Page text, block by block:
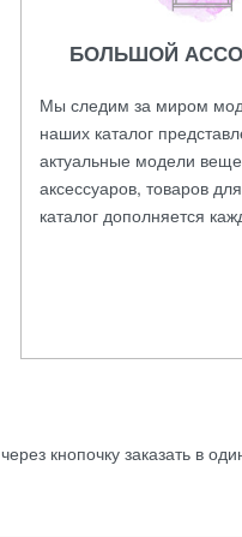
БОЛЬШОЙ
Мы следим за миром
наших каталог
актуальные модели
аксессуаров, товаров
каталог дополняется
кнопочку заказать в